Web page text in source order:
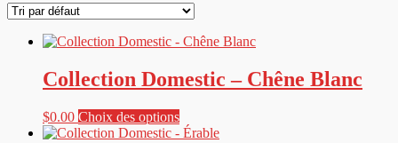
Collection Domestic – Chêne Blanc
$0.00 Choix des optionsCe
produit